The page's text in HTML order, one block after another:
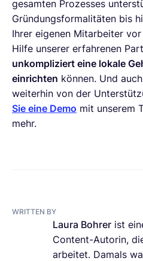
gesamten Prozesses
Gründungsformalitäten bis
Ihrer eigenen Mitarbeiter
Hilfe unserer erfahrenen
unkompliziert eine lokale
einrichten können. Und
weiterhin von der
Sie eine Demo mit unserem
mehr.
WRITTEN BY
Laura Bohrer ist
Content-Autorin,
arbeitet. Damals